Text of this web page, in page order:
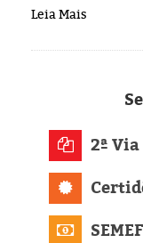
Leia Mais
2ª Via
SEMEF